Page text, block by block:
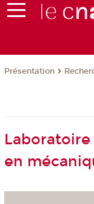
Présentation
en